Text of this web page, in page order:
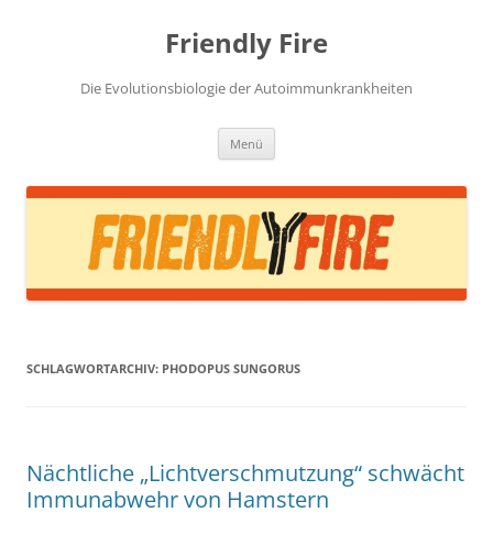
Friendly Fire
Die Evolutionsbiologie der Autoimmunkrankheiten
Menü
SCHLAGWORTARCHIV: PHODOPUS SUNGORUS
Nächtliche „Lichtverschmutzung“ schwächt
Immunabwehr von Hamstern